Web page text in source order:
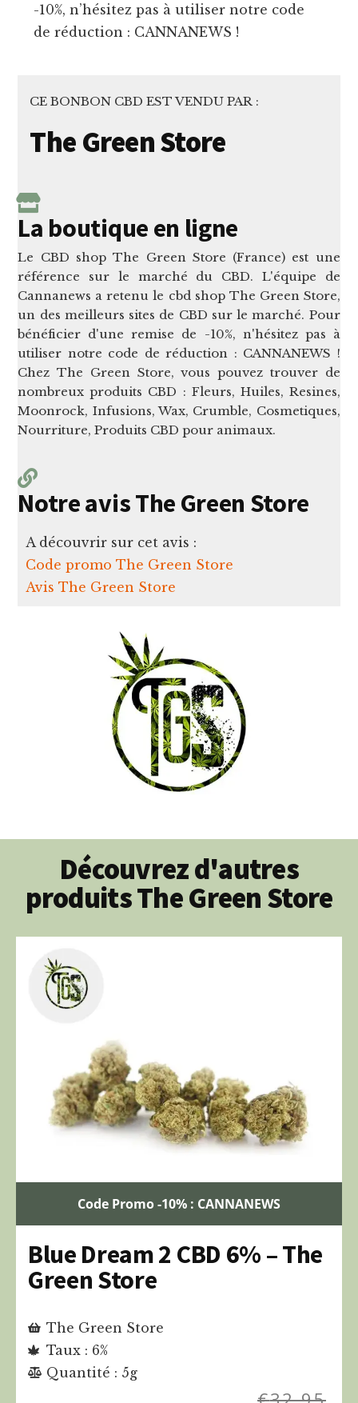
-10%, n’hésitez pas à utiliser notre code
de réduction : CANNANEWS !
CE BONBON CBD EST VENDU PAR :
The Green Store
La boutique en ligne
Le CBD shop The Green Store (France) est une
référence sur le marché du CBD. L'équipe de
Cannanews a retenu le cbd shop The Green Store,
un des meilleurs sites de CBD sur le marché. Pour
bénéficier d'une remise de -10%, n'hésitez pas à
utiliser notre code de réduction : CANNANEWS !
Chez The Green Store, vous pouvez trouver de
nombreux produits CBD : Fleurs, Huiles, Resines,
Moonrock, Infusions, Wax, Crumble, Cosmetiques,
Nourriture, Produits CBD pour animaux.
Notre avis The Green Store
A découvrir sur cet avis :
Code promo The Green Store
Avis The Green Store
Découvrez d'autres
produits The Green Store
Code Promo -10% : CANNANEWS
Blue Dream 2 CBD 6% – The
Green Store
The Green Store
Taux : 6%
Quantité : 5g